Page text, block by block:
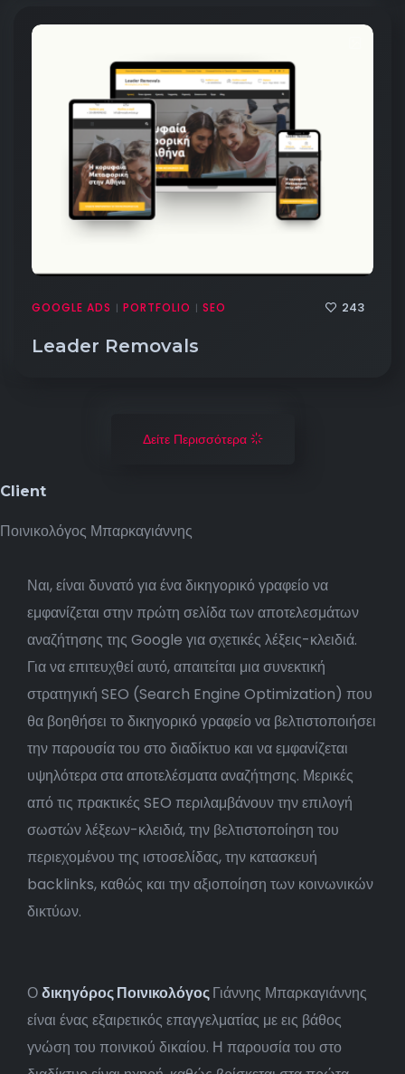
GOOGLE ADS | PORTFOLIO | SEO 243
Leader Removals
Δείτε Περισσότερα
Client
Ποινικολόγος Μπαρκαγιάννης
Ναι, είναι δυνατό για ένα δικηγορικό γραφείο να
εμφανίζεται στην πρώτη σελίδα των αποτελεσμάτων
αναζήτησης της Google για σχετικές λέξεις-κλειδιά.
Για να επιτευχθεί αυτό, απαιτείται μια συνεκτική
στρατηγική SEO (Search Engine Optimization) που
θα βοηθήσει το δικηγορικό γραφείο να βελτιστοποιήσει
την παρουσία του στο διαδίκτυο και να εμφανίζεται
υψηλότερα στα αποτελέσματα αναζήτησης. Μερικές
από τις πρακτικές SEO περιλαμβάνουν την επιλογή
σωστών λέξεων-κλειδιά, την βελτιστοποίηση του
περιεχομένου της ιστοσελίδας, την κατασκευή
backlinks, καθώς και την αξιοποίηση των κοινωνικών
δικτύων.
Οδικηγόρος ΠοινικολόγοςΓιάννης Μπαρκαγιάννης
είναι ένας εξαιρετικός επαγγελματίας με εις βάθος
γνώση του ποινικού δικαίου. Η παρουσία του στο